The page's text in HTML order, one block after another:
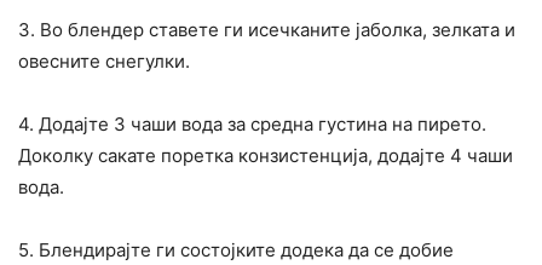
3. Во блендер ставете ги исечканите јаболка, зелката и
овесните снегулки.
4. Додајте 3 чаши вода за средна густина на пирето.
Доколку сакате поретка конзистенција, додајте 4 чаши
вода.
5. Блендирајте ги состојките додека да се добие